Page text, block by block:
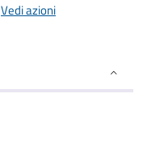
Vedi azioni